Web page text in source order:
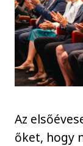
Az
őket, hogy